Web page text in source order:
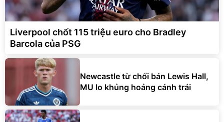
Liverpool chốt 115 triệu euro cho Bradley
Barcola của PSG
Newcastle từ chối bán Lewis Hall,
MU lo khủng hoảng cánh trái